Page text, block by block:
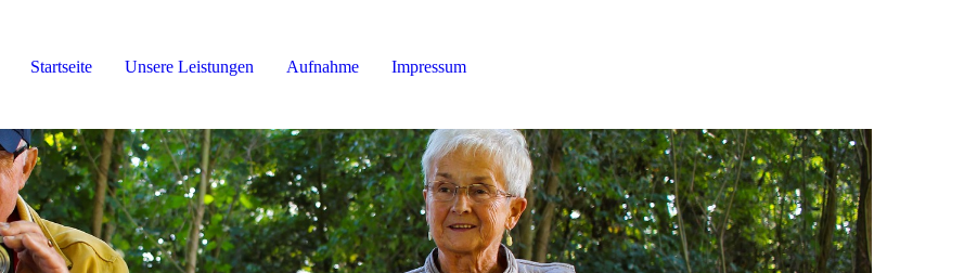
Startseite Unsere Leistungen Aufnahme Impressum